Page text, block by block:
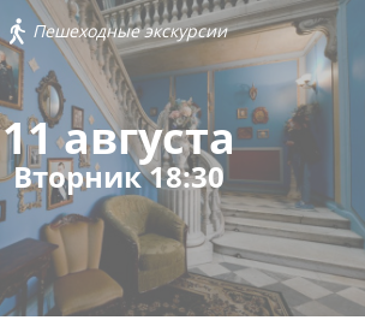
Пешеходные экскурсии
11 августа
Вторник 18:30